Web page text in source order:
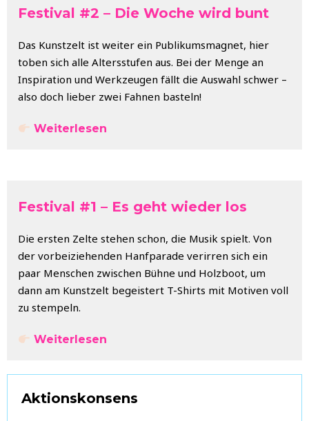
Festival #2 – Die Woche wird bunt
Das Kunstzelt ist weiter ein Publikumsmagnet, hier
toben sich alle Altersstufen aus. Bei der Menge an
Inspiration und Werkzeugen fällt die Auswahl schwer –
also doch lieber zwei Fahnen basteln!
Weiterlesen
Festival #1 – Es geht wieder los
Die ersten Zelte stehen schon, die Musik spielt. Von
der vorbeiziehenden Hanfparade verirren sich ein
paar Menschen zwischen Bühne und Holzboot, um
dann am Kunstzelt begeistert T-Shirts mit Motiven voll
zu stempeln.
Weiterlesen
Aktionskonsens